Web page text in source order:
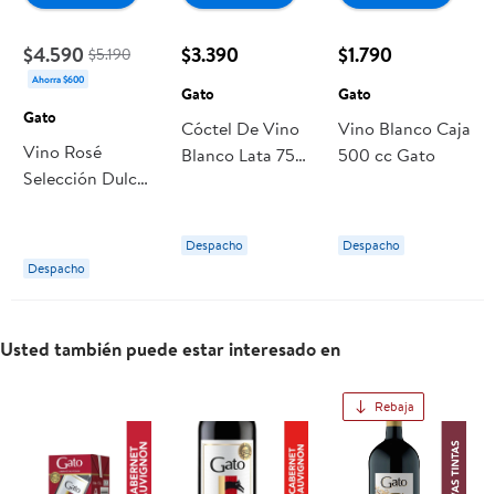
$4.590 $5.190
Ahorra $600
Gato
Vino Rosé
Selección Dulce
Despacho
$3.390
Gato
Cóctel De Vino
Blanco Lata 750
Despacho
$1.790
Gato
Vino Blanco Caja
500 cc Gato
Despacho
Usted también puede estar interesado en
Rebaja